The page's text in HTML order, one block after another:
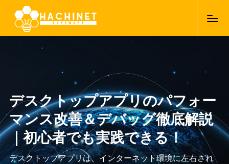
デスクトップアプリのパフォー
マンス改善＆デバッグ徹底解説
｜初心者でも実践できる！
デスクトップアプリは、インターネット環境に左右され